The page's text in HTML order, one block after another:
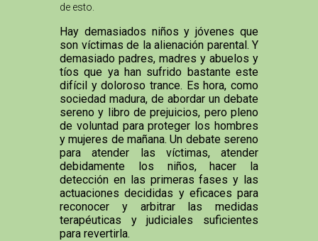
de esto.
Hay demasiados niños y jóvenes que
son víctimas de la alienación parental. Y
demasiado padres, madres y abuelos y
tíos que ya han sufrido bastante este
difícil y doloroso trance. Es hora, como
sociedad madura, de abordar un debate
sereno y libro de prejuicios, pero pleno
de voluntad para proteger los hombres
y mujeres de mañana. Un debate sereno
para atender las víctimas, atender
debidamente los niños, hacer la
detección en las primeras fases y las
actuaciones decididas y eficaces para
reconocer y arbitrar las medidas
terapéuticas y judiciales suficientes
para revertirla.